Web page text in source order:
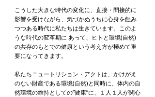
こうした大きな時代の変化に、直接・間接的に
影響を受けながら、気づかぬうちに心身を蝕み
つつある時代に私たちは生きています。このよ
うな時代の変革期に あって、ヒトと環境(自然)
の共存のもとでの健康という考え方が極めて重
要になってきます。
私たちニュートリション・アクトは、かけがえ
のない財産である環境(自然)と同時に、体内の自
然環境の維持としての”健康”に、１人１人が関心